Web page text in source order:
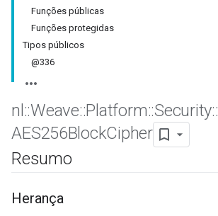
Funções públicas
Funções protegidas
Tipos públicos
@336
nl ::Weave::Platform::Security::
AES256BlockCipher
Resumo
Herança